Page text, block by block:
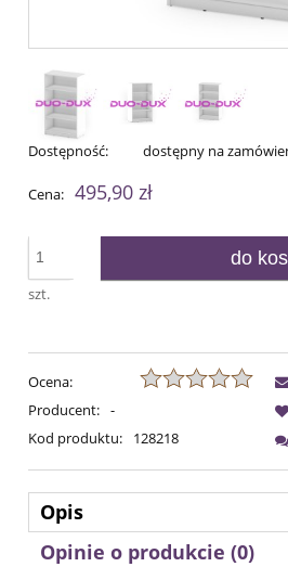
Dostępność: dostępny na
Cena: 495,90 zł
szt.
do
Ocena:
Producent: -
Kod produktu:
128218
Opis
Opinie o produkcie (0)